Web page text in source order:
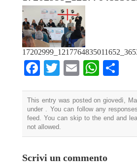
Facebook
TwitterEmail
This entry was posted on giovedì,
under . You can follow any
feed. You can skip to the end and
not allowed.
Scrivi un commento